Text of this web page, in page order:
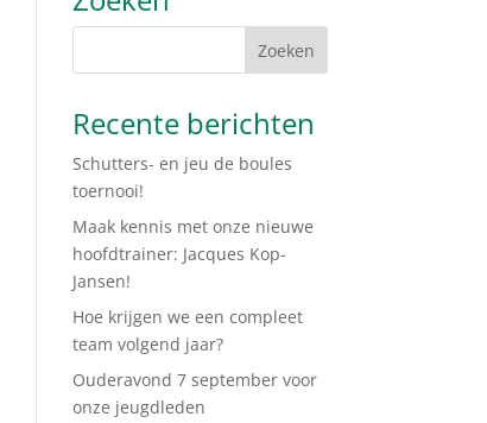
Recente berichten
Schutters- en jeu de boules
toernooi!
Maak kennis met onze nieuwe
hoofdtrainer: Jacques Kop-
Jansen!
Hoe krijgen we een compleet
team volgend jaar?
Ouderavond 7 september voor
onze jeugdleden